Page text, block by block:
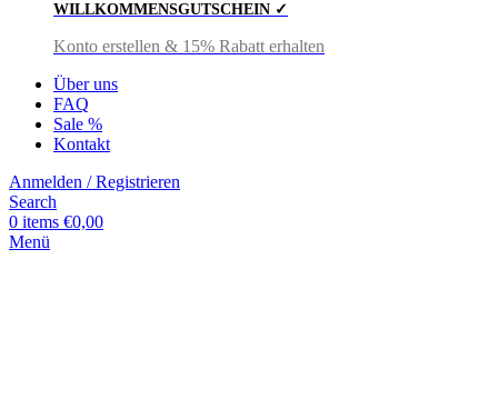
WILLKOMMENSGUTSCHEIN ✓
Konto erstellen & 15% Rabatt erhalten
Über uns
FAQ
Sale %
Kontakt
Anmelden / Registrieren
Search
0 items €0,00
Menü